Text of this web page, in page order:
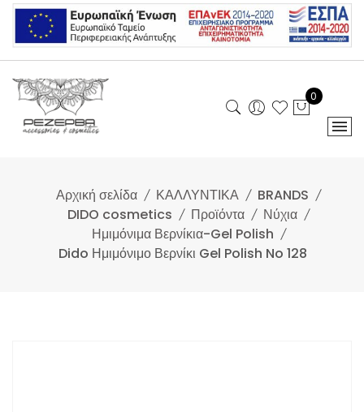
Skip
content
0
Αρχική σελίδα ΚΑΛΛΥΝΤΙΚΑ
BRANDS
DIDO cosmetics
Προϊόντα
Νύχια
Ημιμόνιμα Βερνίκια-Gel Polish
Dido Ημιμόνιμο Βερνίκι Gel Polish No 128